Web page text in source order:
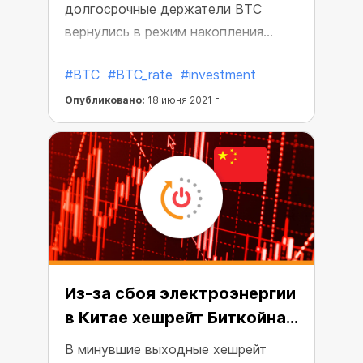
долгосрочные держатели BTC
вернулись в режим накопления
#BTC #BTC_rate #investment
Опубликовано: 18 июня 2021 г.
Из-за сбоя электроэнергии
в Китае хешрейт Биткойна
снизился на 49%
В минувшие выходные хешрейт